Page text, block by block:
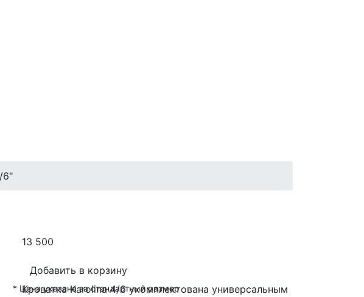
6"
13 500
Добавить в корзину
* Цена указана за стандартный размер
Кроватка Karolina 4/6 укомплектована универсальным